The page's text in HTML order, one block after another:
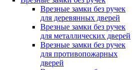
Врезные замки без ручек
для деревянных дверей
Врезные замки без ручек
для металлических дверей
Врезные замки без ручек
для противопожарных
дверей